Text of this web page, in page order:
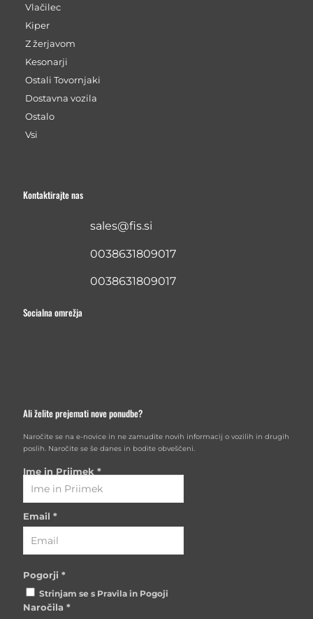
Vlačilec
Kiper
Z žerjavom
Kesonarji
Ostali Tovornjaki
Dostavna vozila
Ostalo
Vsi
Kontaktirajte nas
sales@fis.si
0038631809017
0038631809017
Socialna omrežja
Ali želite prejemati nove ponudbe?
Naročite se na e-novice in ne zamudite novih informacij o vozilih in drugih
poslih. Naročite se še danes in bodite obveščeni.
Ime in Priimek *
Email *
Pogorji *
Strinjam se s Pravila in Pogoji
Naročila *